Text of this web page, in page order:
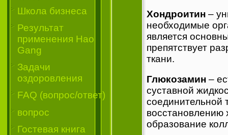
Школа бизнеса
Результат
применения Hao
Gang
Задачи
оздоровления
FAQ (вопрос/ответ)
вопрос
Гостевая книга
Хондроитин –
необходимые
является
препятствует
ткани.
Глюкозамин –
суставной
соединительной
восстановлению
образование